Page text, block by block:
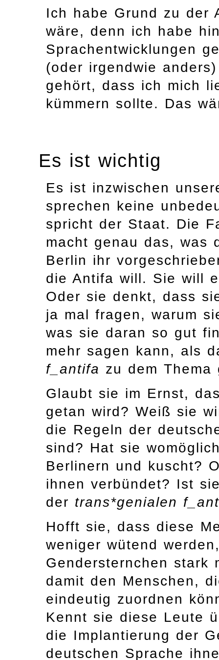
Ich habe Grund zu der
wäre, denn ich habe
Sprachentwicklungen
(oder irgendwie
gehört, dass ich mich
kümmern sollte. Das
Es ist wichtig
Es ist inzwischen
sprechen keine
spricht der Staat. Die
macht genau das, was
Berlin ihr
die Antifa will. Sie will
Oder sie denkt, dass
ja mal fragen, warum
was sie daran so gut
mehr sagen kann, als
f_antifa zu dem
Glaubt sie im Ernst,
getan wird? Weiß sie
die Regeln der
sind? Hat sie
Berlinern und kuscht?
ihnen verbündet? Ist
der trans*genialen
Hofft sie, dass diese
weniger wütend
Gendersternchen stark
damit den Menschen,
eindeutig zuordnen
Kennt sie diese Leute
die Implantierung der
deutschen Sprache